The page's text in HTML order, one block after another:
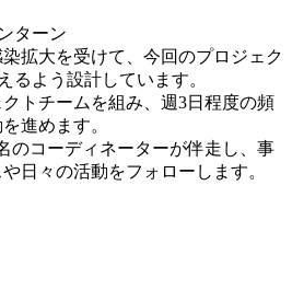
ターン
拡大を受けて、今回のプロジェク
るよう設計しています。
トチームを組み、週3日程度の頻
進めます。
のコーディネーターが伴走し、事
日々の活動をフォローします。